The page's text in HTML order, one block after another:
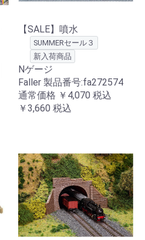
【SALE】噴水
SUMMERセール３
新入荷商品
Nゲージ
Faller 製品番号:fa272574
通常価格 ￥4,070 税込
￥3,660 税込